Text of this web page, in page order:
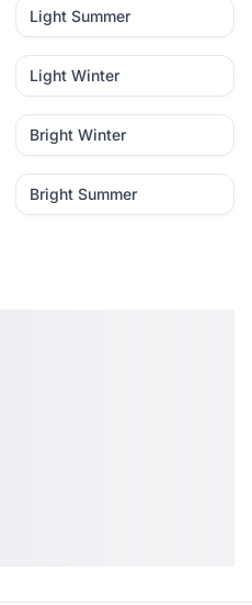
Light Summer
Light Winter
Bright Winter
Bright Summer